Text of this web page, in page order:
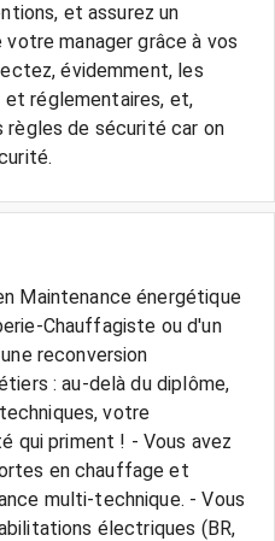
et assurez un
manager grâce à vos
évidemment, les
réglementaires, et,
de sécurité car on
Maintenance énergétique
Chauffagiste ou d'un
reconversion
: au-delà du diplôme,
votre
qui priment ! - Vous avez
en chauffage et
multi-technique. - Vous
électriques (BR,